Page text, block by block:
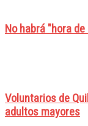
No habrá "hora
Voluntarios de
adultos mayores